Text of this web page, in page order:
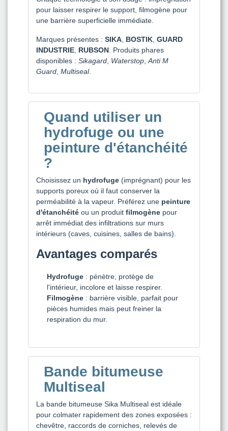
pour laisser respirer le support, filmogène pour
une barrière superficielle immédiate.
Marques présentes : SIKA BOSTIK GUARD
INDUSTRIE RUBSON . Produits phares
disponibles : Sikagard Waterstop Anti M
Guard Multiseal.
Quand utiliser un
hydrofuge ou une
peinture d'étanchéité
?
Choisissez un hydrofuge (imprégnant) pour les
supports poreux où il faut conserver la
perméabilité à la vapeur. Préférez une peinture
d'étanchéité ou un produit filmogène pour
arrêt immédiat des infiltrations sur murs
intérieurs (caves, cuisines, salles de bains).
Avantages comparés
Hydrofuge : pénètre, protège de
l'intérieur, incolore et laisse respirer.
Filmogène : barrière visible, parfait pour
pièces humides mais peut freiner la
respiration du mur.
Bande bitumeuse
Multiseal
La bande bitumeuse Sika Multiseal est idéale
pour colmater rapidement des zones exposées :
chevêtre, raccords de corniches, relevés de